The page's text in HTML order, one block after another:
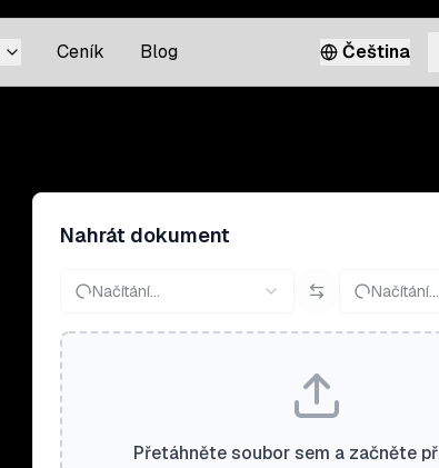
Ceník Blog Čeština
Nahrát dokument
Načítání… Načítání…
Přetáhněte soubor sem a začněte